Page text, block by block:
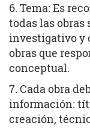
6. Tema: Es
todas las obras
investigativo y
obras que
conceptual.
7. Cada obra
información:
creación,